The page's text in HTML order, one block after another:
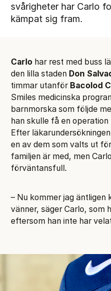
svårigheter har Carlo
kämpat sig fram.
Carlohar rest med buss
den lilla staden Don
timmar utanför Bacolod
Smiles medicinska
barnmorska som följde
han skulle få en
Efter
en av dem som valts ut
familjen är med, men
förväntansfull.
– Nu kommer jag äntligen
vänner, säger Carlo, som
eftersom han inte har